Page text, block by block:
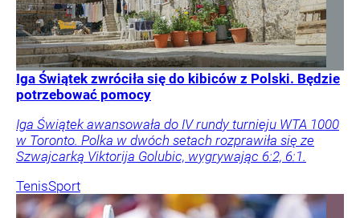
Iga Świątek zwróciła się do kibiców z Polski. Będzie
potrzebować pomocy
Iga Świątek awansowała do IV rundy turnieju WTA 1000
w Toronto. Polka w dwóch setach rozprawiła się ze
Szwajcarką Viktorija Golubic, wygrywając 6:2, 6:1.
TenisSport